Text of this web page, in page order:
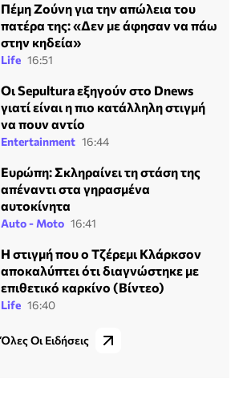
Πέμη Ζούνη για την απώλεια του
πατέρα της: «Δεν με άφησαν να πάω
στην κηδεία»
Life 16:51
Οι Sepultura εξηγούν στο Dnews
γιατί είναι η πιο κατάλληλη στιγμή
να πουν αντίο
Entertainment 16:44
Ευρώπη: Σκληραίνει τη στάση της
απέναντι στα γηρασμένα
αυτοκίνητα
Auto - Moto 16:41
Η στιγμή που ο Τζέρεμι Κλάρκσον
αποκαλύπτει ότι διαγνώστηκε με
επιθετικό καρκίνο (Βίντεο)
Life 16:40
Όλες Οι Ειδήσεις